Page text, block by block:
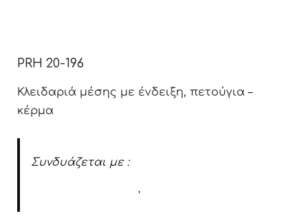
PRH 20-196
Κλειδαριά μέσης με ένδειξη, πετούγια –
κέρμα
Συνδυάζεται με :
,